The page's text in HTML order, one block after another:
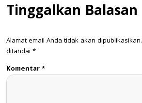
Tinggalkan Balasan
Alamat email Anda tidak akan dipublikasikan.
ditandai *
Komentar*